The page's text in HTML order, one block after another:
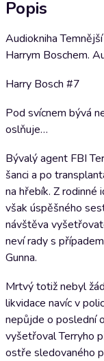
Popis
Audiokniha
Harrym Boschem.
Harry Bosch #7
Pod svícnem bývá
oslňuje…
Bývalý agent FBI
šanci a po
na hřebík. Z rodinné
však úspěšného
návštěva
neví rady s
Gunna.
Mrtvý totiž nebyl
likvidace navíc v
nepůjde o poslední
vyšetřoval Terryho
ostře sledovaného